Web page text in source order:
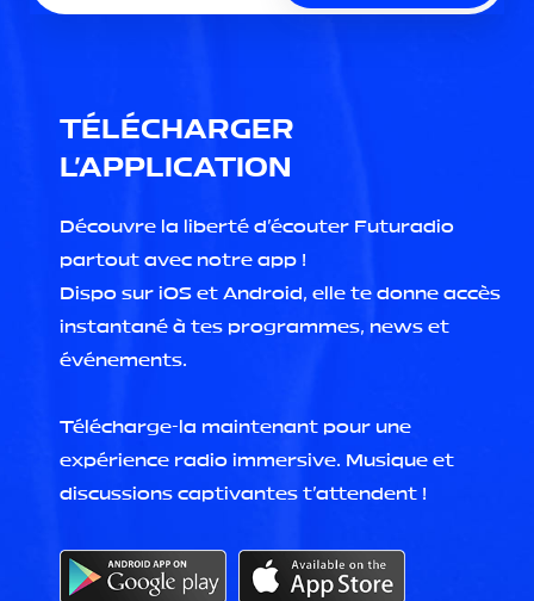
TÉLÉCHARGER
L'APPLICATION
Découvre la liberté d'écouter Futuradio
partout avec notre app !
Dispo sur iOS et Android, elle te donne accès
instantané à tes programmes, news et
événements.
Télécharge-la maintenant pour une
expérience radio immersive. Musique et
discussions captivantes t'attendent !